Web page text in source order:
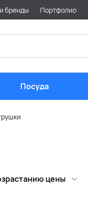
бренды Портфолио
Посуда
цены